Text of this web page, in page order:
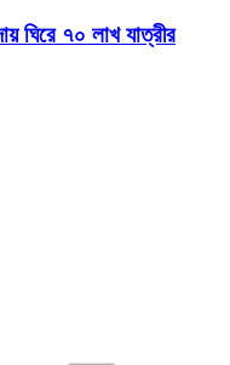
ঘিরে ৭০ লাখ যাত্রীর